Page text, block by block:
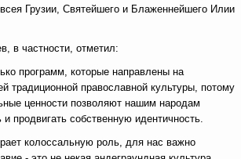
Грузии, Святейшего и Блаженнейшего Илии
в частности, отметил:
программ, которые направлены на
традиционной православной культуры, потому
ценности позволяют нашим народам
и продвигать собственную идентичность.
колоссальную роль, для нас важно